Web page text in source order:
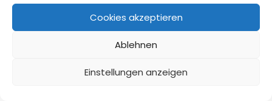
Cookies akzeptieren
Ablehnen
Einstellungen anzeigen
2005/OKT./30- 2005/NOV./13
Galerieverein Leonberg e.V.